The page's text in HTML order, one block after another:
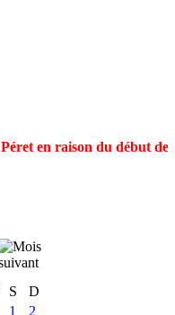
en raison du début
S
D
1
2